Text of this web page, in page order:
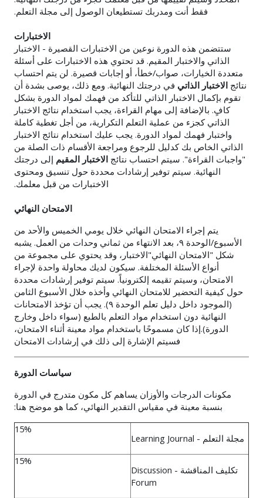
فقط أنت ومدربك تستطيعان الوصول إلى مجلة التعلم.
الاختبارات
ستتضمن هذه الدورة نوعين من الاختبارات القصيرة - الاختبار
الذاتي والاختبار المقيم. قد تحتوي هذه الاختبارات على أسئلة
متعددة الخيارات، صواب/خطأ، أو إجابات قصيرة. لن يتم احتساب
نتائج الاختبار الذاتي في درجتك النهائية. ومع ذلك، يوصى بشدة أن
تقوم بإكمال الاختبار الذاتي للتأكد من فهمك لمواد الدورة بشكل
كافٍ. بالإضافة إلى مهام القراءة، يجب استخدام نتائج الاختبار
الذاتي كجزء من عملية التعلم التكرارية، من أجل تغطية كاملة
واختبار فهمك لمواد الدورة. يجب عليك استخدام نتائج الاختبار
الذاتي الخاص بك كدليل للرجوع ومراجعة الأقسام ذات الصلة من
"واجبات القراءة". سيتم احتساب نتائج الاختبار المقيم إلى درجتك
النهائية. سيتم توفير إرشادات محددة حول تنسيق ومحتوى
الاختبارات من قبل معلمك.
الامتحان النهائي
يتم إجراء الامتحان النهائي خلال يومي الخميس والأحد من
الأسبوع/الوحدة ٩، بعد الانتهاء من ثماني وحدات من العمل. يشبه
شكل "الامتحان النهائي"الاختبار، وقد يحتوي على مجموعة من
أنواع الأسئلة المختلفة. سيكون لديك محاولة واحدة لإجراء
الامتحان، وسيتم تقيمه إلكترونياً. سيتم توفير إرشادات محددة
حول كيفية التحضير للامتحان النهائي وأخذه خلال الأسبوع الثامن
(الموجود داخل دليل تعلم الوحدة ٩). يجب أن تؤخذ الامتحانات
النهائية دون استخدام مواد التعلم بالطبع (سواء داخل وخارج
الدورة).إذا كان مسموحًا باستخدام مواد معينة أثناء الامتحان،
فسيتم الإشارة إلى ذلك في إرشادات الامتحان
سياسات الدورة
مكونات الدرجات والأوزان يساهم كل مكون متدرج في الدورة
بنسبة معينة في مقياس التقدير النهائي، كما هو موضح هنا:
مجلة التعلم - Learning Journal
15%
تكليف المناقشة
- Discussion
Forum
15%